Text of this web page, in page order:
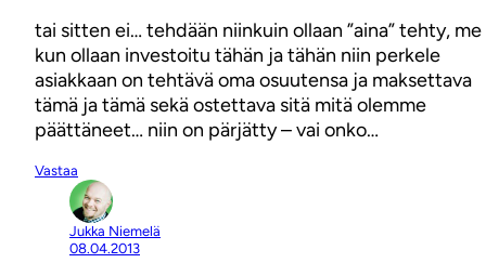
tai sitten ei… tehdään niinkuin ollaan ”aina” tehty, me
kun ollaan investoitu tähän ja tähän niin perkele
asiakkaan on tehtävä oma osuutensa ja maksettava
tämä ja tämä sekä ostettava sitä mitä olemme
päättäneet… niin on pärjätty – vai onko…
Vastaa
Jukka Niemelä
08.04.2013